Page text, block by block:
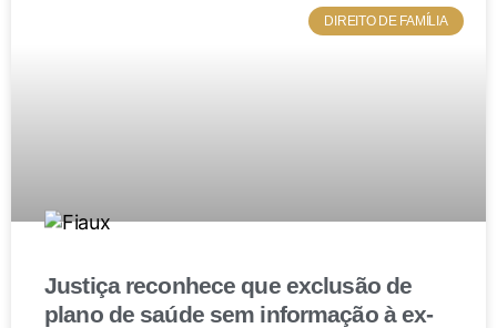
A venda de um imóvel alugado é viável, mas exige
são passos essenciais para garantir uma transação
segura, evitando problemas futuros e protegendo os
DIREITO DE FAMÍLIA
Justiça reconhece que exclusão de
plano de saúde sem informação à ex-